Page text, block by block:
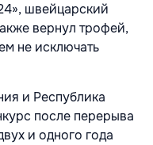
швейцарский
вернул трофей,
не исключать
и Республика
после перерыва
и одного года